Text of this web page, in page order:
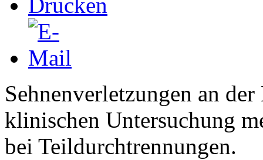
Sehnenverletzungen an
klinischen Untersuchung
bei Teildurchtrennungen.